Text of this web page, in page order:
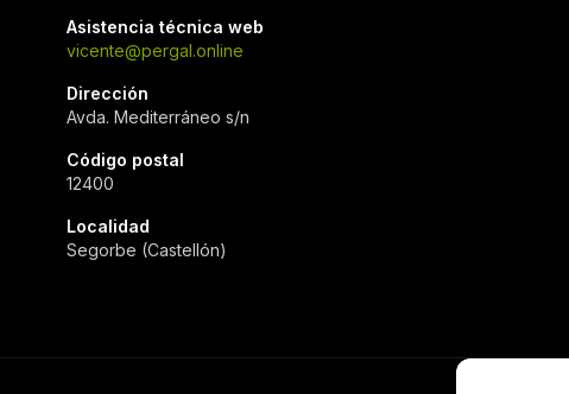
Asistencia técnica web
vicente@pergal.online
Dirección
Avda. Mediterráneo s/n
Código postal
12400
Localidad
Segorbe (Castellón)